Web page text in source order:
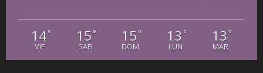
14°
VIE
15 °
SAB
15 °
DOM
13 °
LUN
13 °
MAR